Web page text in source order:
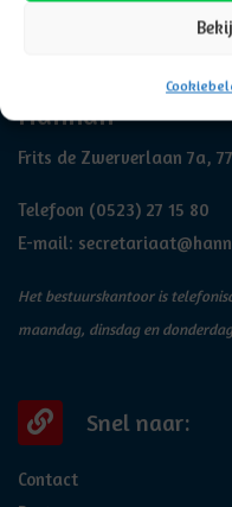
Hannah
Frits de Zwerverlaan 7a,
Telefoon (0523) 27 15 80
E-mail:
Het bestuurskantoor is
maandag, dinsdag en
Snel naar:
Contact